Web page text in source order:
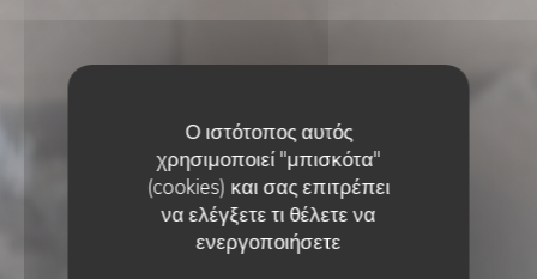
Ο ιστότοπος αυτός
χρησιμοποιεί "μπισκότα"
(cookies) και σας επιτρέπει
να ελέγξετε τι θέλετε να
ενεργοποιήσετε